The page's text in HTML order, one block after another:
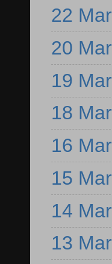
22 Mar
20 Mar
19 Mar
18 Mar
16 Mar
15 Mar
14 Mar
13 Mar